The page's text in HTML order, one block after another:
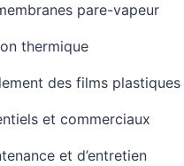
pare-vapeur
thermique
des films plastiques
et commerciaux
et d’entretien